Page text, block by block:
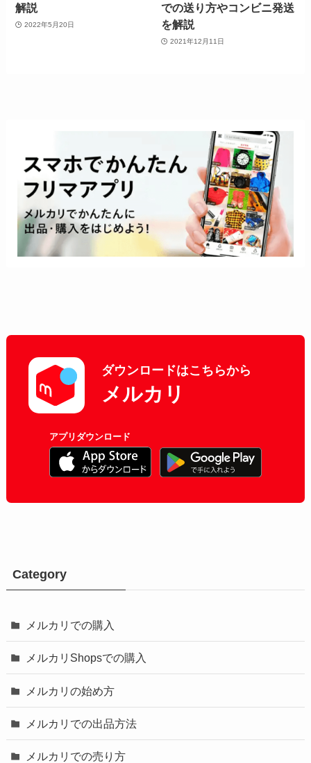
解説
2022年5月20日
での送り方やコンビニ発送
を解説
2021年12月11日
ダウンロードはこちらから
メルカリ
アプリダウンロード
Category
メルカリでの購入
メルカリShopsでの購入
メルカリの始め方
メルカリでの出品方法
メルカリでの売り方